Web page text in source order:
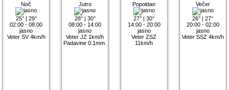
Noč
25°| 29°
02:00 - 08:00
jasno
Veter SV 4km/h
Jutro
28°| 30°
08:00 - 14:00
jasno
Veter JZ 1km/h
Padavine 0.1mm.
Popoldan
27° |30°
14:00 - 20:00
jasno
Veter ZSZ
11km/h
Večer
26° |27°
20:00 - 02:00
jasno
Veter SSZ 4km/h